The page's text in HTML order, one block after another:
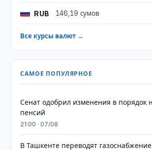
RUB 146,19 сумов
Все курсы валют →
САМОЕ ПОПУЛЯРНОЕ
Сенат одобрил изменения в порядок
пенсий
21:00 · 07/08
В Ташкенте переводят